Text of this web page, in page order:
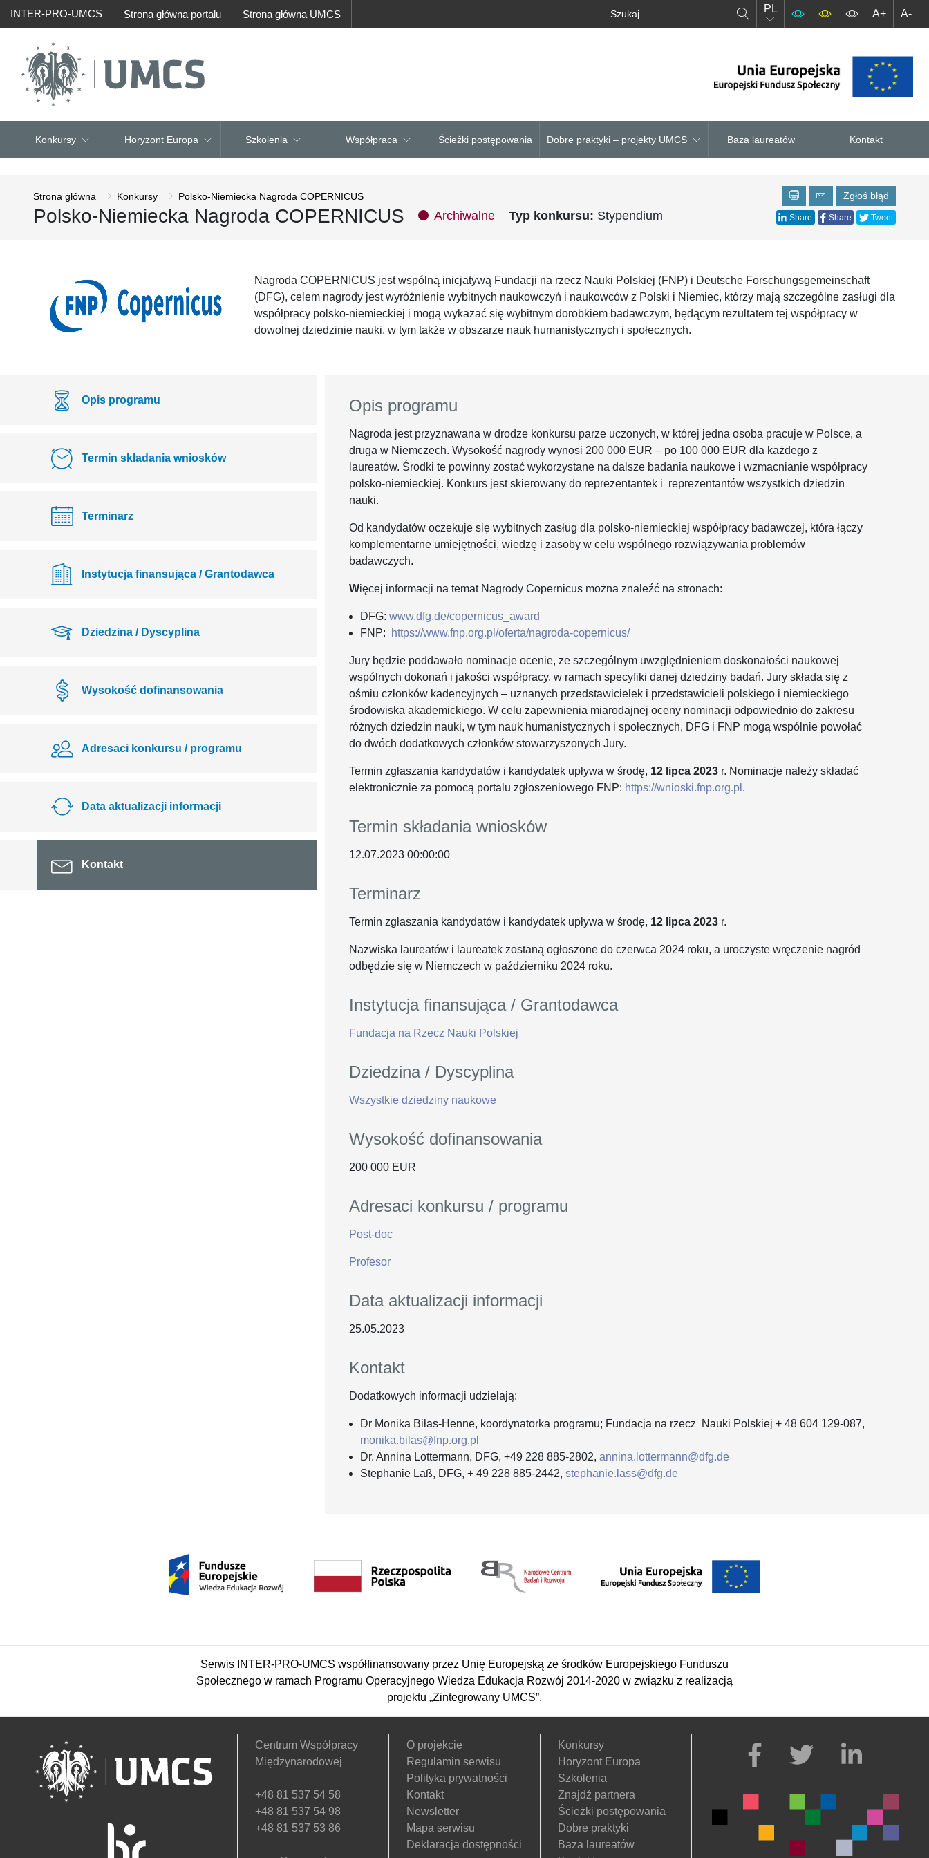
INTER-PRO-UMCS Strona główna portalu Strona główna UMCS PL A+ A-
Konkursy Horyzont Europa Szkolenia Współpraca Ścieżki postępowania Dobre praktyki – projekty UMCS Baza laureatów Kontakt
Strona główna Konkursy Polsko-Niemiecka Nagroda COPERNICUS
Polsko-Niemiecka Nagroda COPERNICUS Archiwalne Typ konkursu: Stypendium
Zgłoś błąd
Share Share Tweet
Nagroda COPERNICUS jest wspólną inicjatywą Fundacji na rzecz Nauki Polskiej (FNP) i Deutsche Forschungsgemeinschaft
(DFG), celem nagrody jest wyróżnienie wybitnych naukowczyń i naukowców z Polski i Niemiec, którzy mają szczególne zasługi dla
współpracy polsko-niemieckiej i mogą wykazać się wybitnym dorobkiem badawczym, będącym rezultatem tej współpracy w
dowolnej dziedzinie nauki, w tym także w obszarze nauk humanistycznych i społecznych.
Opis programu
Termin składania wniosków
Terminarz
Instytucja finansująca / Grantodawca
Dziedzina / Dyscyplina
Wysokość dofinansowania
Adresaci konkursu / programu
Data aktualizacji informacji
Kontakt
Opis programu
Nagroda jest przyznawana w drodze konkursu parze uczonych, w której jedna osoba pracuje w Polsce, a
druga w Niemczech. Wysokość nagrody wynosi 200 000 EUR – po 100 000 EUR dla każdego z
laureatów. Środki te powinny zostać wykorzystane na dalsze badania naukowe i wzmacnianie współpracy
polsko-niemieckiej. Konkurs jest skierowany do reprezentantek i reprezentantów wszystkich dziedzin
nauki.
Od kandydatów oczekuje się wybitnych zasług dla polsko-niemieckiej współpracy badawczej, która łączy
komplementarne umiejętności, wiedzę i zasoby w celu wspólnego rozwiązywania problemów
badawczych.
Więcej informacji na temat Nagrody Copernicus można znaleźć na stronach:
DFG: www.dfg.de/copernicus_award
FNP:
https://www.fnp.org.pl/oferta/nagroda-copernicus/
Jury będzie poddawało nominacje ocenie, ze szczególnym uwzględnieniem doskonałości naukowej
wspólnych dokonań i jakości współpracy, w ramach specyfiki danej dziedziny badań. Jury składa się z
ośmiu członków kadencyjnych – uznanych przedstawicielek i przedstawicieli polskiego i niemieckiego
środowiska akademickiego. W celu zapewnienia miarodajnej oceny nominacji odpowiednio do zakresu
różnych dziedzin nauki, w tym nauk humanistycznych i społecznych, DFG i FNP mogą wspólnie powołać
do dwóch dodatkowych członków stowarzyszonych Jury.
Termin zgłaszania kandydatów i kandydatek upływa w środę, 12 lipca 2023 r. Nominacje należy składać
elektronicznie za pomocą portalu zgłoszeniowego FNP: https://wnioski.fnp.org.pl .
Termin składania wniosków
12.07.2023 00:00:00
Terminarz
Termin zgłaszania kandydatów i kandydatek upływa w środę, 12 lipca 2023 r.
Nazwiska laureatów i laureatek zostaną ogłoszone do czerwca 2024 roku, a uroczyste wręczenie nagród
odbędzie się w Niemczech w październiku 2024 roku.
Instytucja finansująca / Grantodawca
Fundacja na Rzecz Nauki Polskiej
Dziedzina / Dyscyplina
Wszystkie dziedziny naukowe
Wysokość dofinansowania
200 000 EUR
Adresaci konkursu / programu
Post-doc
Profesor
Data aktualizacji informacji
25.05.2023
Kontakt
Dodatkowych informacji udzielają:
Dr Monika Biłas-Henne, koordynatorka programu; Fundacja na rzecz Nauki Polskiej + 48 604 129-087,
monika.bilas@fnp.org.pl
Dr. Annina Lottermann, DFG, +49 228 885-2802, annina.lottermann@dfg.de
Stephanie Laß, DFG, + 49 228 885-2442, stephanie.lass@dfg.de
Serwis INTER-PRO-UMCS współfinansowany przez Unię Europejską ze środków Europejskiego Funduszu
Społecznego w ramach Programu Operacyjnego Wiedza Edukacja Rozwój 2014-2020 w związku z realizacją
projektu „Zintegrowany UMCS”.
Centrum Współpracy
Międzynarodowej
+48 81 537 54 58
+48 81 537 54 98
+48 81 537 53 86
O projekcie
Regulamin serwisu
Polityka prywatności
Kontakt
Newsletter
Mapa serwisu
Deklaracja dostępności
Konkursy
Horyzont Europa
Szkolenia
Znajdź partnera
Ścieżki postępowania
Dobre praktyki
Baza laureatów